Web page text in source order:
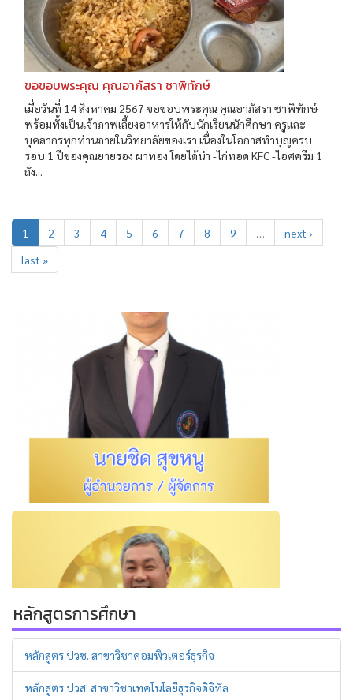
ขอขอบพระคุณ คุณอาภัสรา ชาพิทักษ์
เมื่อวันที่ 14 สิงหาคม 2567 ขอขอบพระคุณ คุณอาภัสรา ชาพิทักษ์
พร้อมทั้งเป็นเจ้าภาพเลี้ยงอาหารให้กับนักเรียนนักศึกษา ครูและ
บุคลากรทุกท่านภายในวิทยาลัยของเรา เนื่องในโอกาสทำบุญครบ
รอบ 1 ปีของคุณยายรอง ผาทอง โดยได้นำ -ไก่ทอด KFC -ไอศครีม 1
ถัง...
1 2 3 4 5 6 7 8 9 …
next ›
last »
หลักสูตรการศึกษา
หลักสูตร ปวช. สาขาวิชาคอมพิวเตอร์ธุรกิจ
หลักสูตร ปวส. สาขาวิชาเทคโนโลยีธุรกิจดิจิทัล